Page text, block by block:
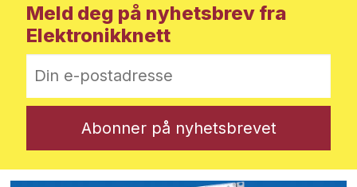
Meld deg på nyhetsbrev fra
Elektronikknett